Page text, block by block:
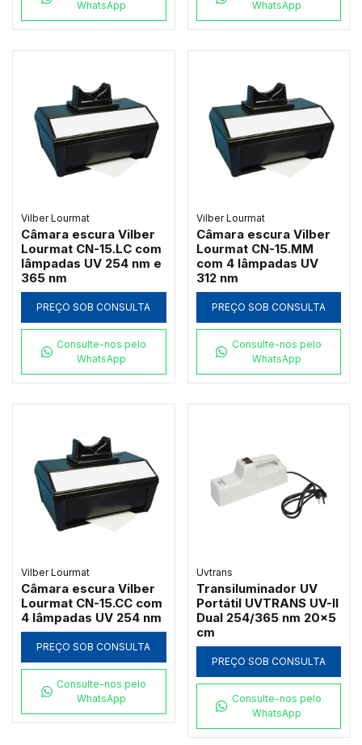
WhatsApp
WhatsApp
Vilber Lourmat
Câmara escura Vilber
Lourmat CN-15.LC com
lâmpadas UV 254 nm e
365 nm
PREÇO SOB CONSULTA
Consulte-nos pelo
WhatsApp
Vilber Lourmat
Câmara escura Vilber
Lourmat CN-15.MM
com 4 lâmpadas UV
312 nm
PREÇO SOB CONSULTA
Consulte-nos pelo
WhatsApp
Vilber Lourmat
Câmara escura Vilber
Lourmat CN-15.CC com
4 lâmpadas UV 254 nm
PREÇO SOB CONSULTA
Consulte-nos pelo
WhatsApp
Uvtrans
Transiluminador UV
Portátil UVTRANS UV-II
Dual 254/365 nm 20x5
cm
PREÇO SOB CONSULTA
Consulte-nos pelo
WhatsApp